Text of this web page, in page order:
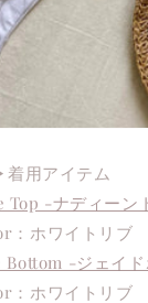
用アイテム
Top -ナディーン
：ホワイトリブ
Bottom -ジェイ
：ホワイトリブ